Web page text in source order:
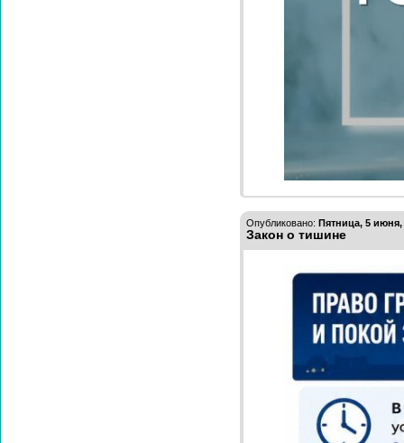
Опубликовано: Пятница, 5 июня,
Закон о тишине